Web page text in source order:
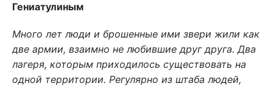
Гениатулиным
Много лет люди и брошенные ими звери жили как
две армии, взаимно не любившие друг друга. Два
лагеря, которым приходилось существовать на
одной территории. Регулярно из штаба людей,